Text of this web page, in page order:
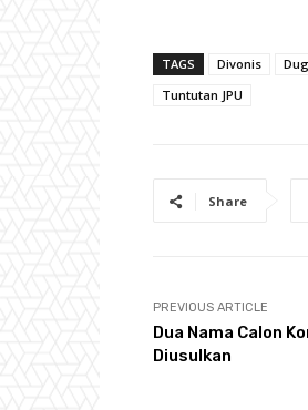
TAGS Divonis
Tuntutan JPU
Share
PREVIOUS ARTICLE
Dua Nama Calon
Diusulkan